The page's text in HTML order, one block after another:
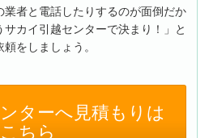
業者と電話したりするのが面倒だか
カイ引越センターで決まり！」と
をしましょう。
ターへ見積もりは
こちら